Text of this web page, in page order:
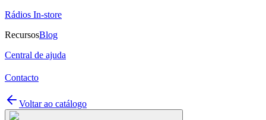
Rádios In-store
RecursosBlog
Central de ajuda
Contacto
Voltar ao catálogo